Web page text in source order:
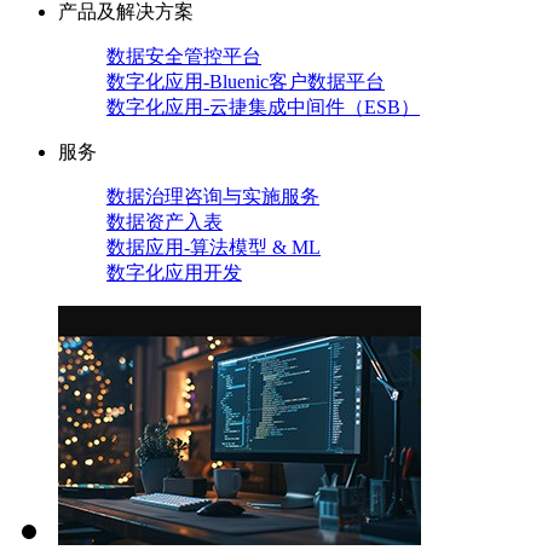
产品及解决方案
数据安全管控平台
数字化应用-Bluenic客户数据平台
数字化应用-云捷集成中间件（ESB）
服务
数据治理咨询与实施服务
数据资产入表
数据应用-算法模型 & ML
数字化应用开发